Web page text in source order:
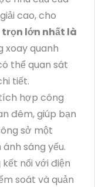
cao, cho
trọn lớn nhất là
xoay quanh
thể quan sát
tiết.
hợp công
đêm, giúp bạn
sở một
sáng yếu.
nối với điện
soát và quản